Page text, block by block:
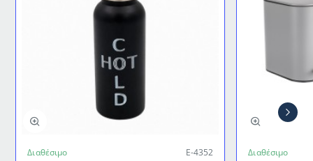
Διαθέσιμο Ε-4352 Διαθέσιμο